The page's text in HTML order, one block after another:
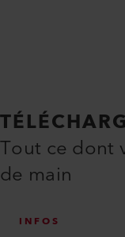
Tout ce dont
de main
INFOS